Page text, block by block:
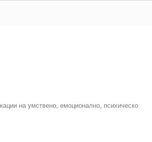
на умствено, емоционално, психическо